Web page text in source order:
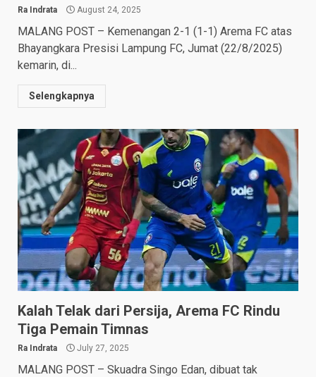
Ra Indrata August 24, 2025
MALANG POST – Kemenangan 2-1 (1-1) Arema FC atas
Bhayangkara Presisi Lampung FC, Jumat (22/8/2025)
kemarin, di...
Selengkapnya
Kalah Telak dari Persija, Arema FC Rindu
Tiga Pemain Timnas
Ra Indrata July 27, 2025
MALANG POST – Skuadra Singo Edan, dibuat tak